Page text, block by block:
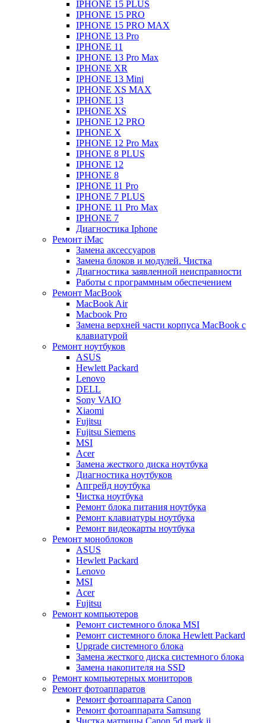
IPHONE 15 PLUS
IPHONE 15 PRO
IPHONE 15 PRO MAX
IPHONE 13 Pro
IPHONE 11
IPHONE 13 Pro Max
IPHONE XR
IPHONE 13 Mini
IPHONE XS MAX
IPHONE 13
IPHONE XS
IPHONE 12 PRO
IPHONE X
IPHONE 12 Pro Max
IPHONE 8 PLUS
IPHONE 12
IPHONE 8
IPHONE 11 Pro
IPHONE 7 PLUS
IPHONE 11 Pro Max
IPHONE 7
Диагностика Iphone
Ремонт iMac
Замена аксессуаров
Замена блоков и модулей. Чистка
Диагностика заявленной неисправности
Работы с программным обеспечением
Ремонт MacBook
MacBook Air
Macbook Pro
Замена верхней части корпуса MacBook с
клавиатурой
Ремонт ноутбуков
ASUS
Hewlett Packard
Lenovo
DELL
Sony VAIO
Xiaomi
Fujitsu
Fujitsu Siemens
MSI
Acer
Замена жесткого диска ноутбука
Диагностика ноутбуков
Апгрейд ноутбука
Чистка ноутбука
Ремонт блока питания ноутбука
Ремонт клавиатуры ноутбука
Ремонт видеокарты ноутбука
Ремонт моноблоков
ASUS
Hewlett Packard
Lenovo
MSI
Acer
Fujitsu
Ремонт компьютеров
Ремонт системного блока MSI
Ремонт системного блока Hewlett Packard
Upgrade системного блока
Замена жесткого диска системного блока
Замена накопителя на SSD
Ремонт компьютерных мониторов
Ремонт фотоаппаратов
Ремонт фотоаппарата Canon
Ремонт фотоаппарата Samsung
Чистка матрицы Canon 5d mark ii